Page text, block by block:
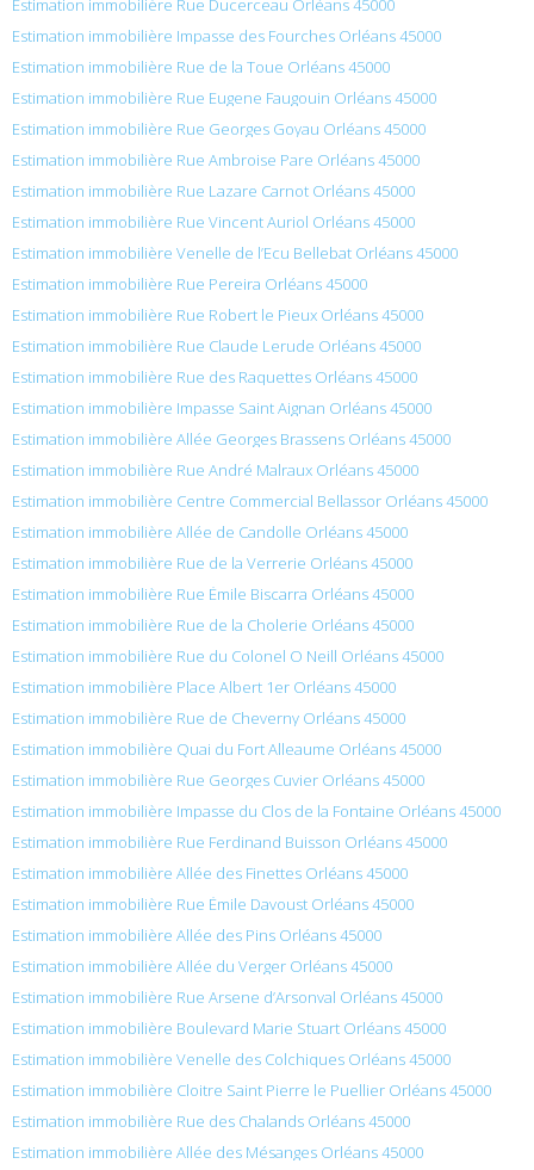
Estimation immobilière Rue Ducerceau Orléans 45000
Estimation immobilière Impasse des Fourches Orléans 45000
Estimation immobilière Rue de la Toue Orléans 45000
Estimation immobilière Rue Eugene Faugouin Orléans 45000
Estimation immobilière Rue Georges Goyau Orléans 45000
Estimation immobilière Rue Ambroise Pare Orléans 45000
Estimation immobilière Rue Lazare Carnot Orléans 45000
Estimation immobilière Rue Vincent Auriol Orléans 45000
Estimation immobilière Venelle de l’Ecu Bellebat Orléans 45000
Estimation immobilière Rue Pereira Orléans 45000
Estimation immobilière Rue Robert le Pieux Orléans 45000
Estimation immobilière Rue Claude Lerude Orléans 45000
Estimation immobilière Rue des Raquettes Orléans 45000
Estimation immobilière Impasse Saint Aignan Orléans 45000
Estimation immobilière Allée Georges Brassens Orléans 45000
Estimation immobilière Rue André Malraux Orléans 45000
Estimation immobilière Centre Commercial Bellassor Orléans 45000
Estimation immobilière Allée de Candolle Orléans 45000
Estimation immobilière Rue de la Verrerie Orléans 45000
Estimation immobilière Rue Émile Biscarra Orléans 45000
Estimation immobilière Rue de la Cholerie Orléans 45000
Estimation immobilière Rue du Colonel O Neill Orléans 45000
Estimation immobilière Place Albert 1er Orléans 45000
Estimation immobilière Rue de Cheverny Orléans 45000
Estimation immobilière Quai du Fort Alleaume Orléans 45000
Estimation immobilière Rue Georges Cuvier Orléans 45000
Estimation immobilière Impasse du Clos de la Fontaine Orléans 45000
Estimation immobilière Rue Ferdinand Buisson Orléans 45000
Estimation immobilière Allée des Finettes Orléans 45000
Estimation immobilière Rue Émile Davoust Orléans 45000
Estimation immobilière Allée des Pins Orléans 45000
Estimation immobilière Allée du Verger Orléans 45000
Estimation immobilière Rue Arsene d’Arsonval Orléans 45000
Estimation immobilière Boulevard Marie Stuart Orléans 45000
Estimation immobilière Venelle des Colchiques Orléans 45000
Estimation immobilière Cloitre Saint Pierre le Puellier Orléans 45000
Estimation immobilière Rue des Chalands Orléans 45000
Estimation immobilière Allée des Mésanges Orléans 45000